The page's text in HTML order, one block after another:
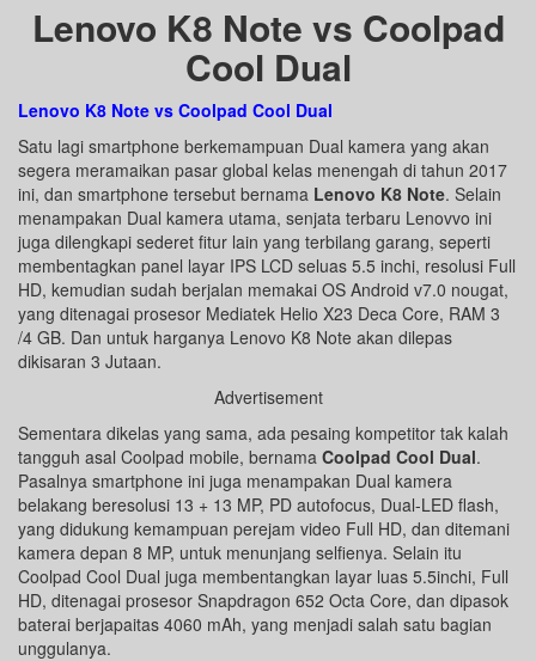
Lenovo K8 Note vs Coolpad
Cool Dual
Lenovo K8 Note vs Coolpad Cool Dual
Satu lagi smartphone berkemampuan Dual kamera yang akan
segera meramaikan pasar global kelas menengah di tahun 2017
ini, dan smartphone tersebut bernama Lenovo K8 Note. Selain
menampakan Dual kamera utama, senjata terbaru Lenovvo ini
juga dilengkapi sederet fitur lain yang terbilang garang, seperti
membentagkan panel layar IPS LCD seluas 5.5 inchi, resolusi Full
HD, kemudian sudah berjalan memakai OS Android v7.0 nougat,
yang ditenagai prosesor Mediatek Helio X23 Deca Core, RAM 3
/4 GB. Dan untuk harganya Lenovo K8 Note akan dilepas
dikisaran 3 Jutaan.
Advertisement
Sementara dikelas yang sama, ada pesaing kompetitor tak kalah
tangguh asal Coolpad mobile, bernama Coolpad Cool Dual.
Pasalnya smartphone ini juga menampakan Dual kamera
belakang beresolusi 13 + 13 MP, PD autofocus, Dual-LED flash,
yang didukung kemampuan perejam video Full HD, dan ditemani
kamera depan 8 MP, untuk menunjang selfienya. Selain itu
Coolpad Cool Dual juga membentangkan layar luas 5.5inchi, Full
HD, ditenagai prosesor Snapdragon 652 Octa Core, dan dipasok
baterai berjapaitas 4060 mAh, yang menjadi salah satu bagian
unggulanya.